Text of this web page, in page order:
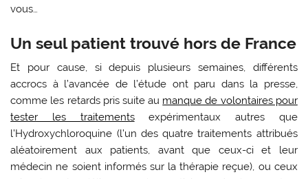
vous…
Un seul patient trouvé hors de France
Et pour cause, si depuis plusieurs semaines, différents
accrocs à l’avancée de l’étude ont paru dans la presse,
comme les retards pris suite au manque de volontaires pour
tester les traitementsexpérimentaux autres que
l’Hydroxychloroquine (l’un des quatre traitements attribués
aléatoirement aux patients, avant que ceux-ci et leur
médecin ne soient informés sur la thérapie reçue), ou ceux